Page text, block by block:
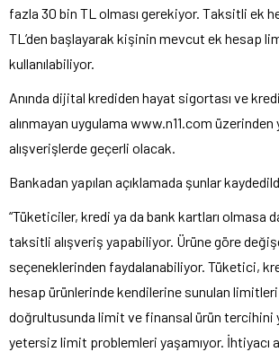
fazla 30 bin TL olması gerekiyor. Taksitli ek
TL’den başlayarak kişinin mevcut ek hesap
kullanılabiliyor.
Anında dijital krediden hayat sigortası ve
alınmayan uygulama www.n11.com üzerinden
alışverişlerde geçerli olacak.
Bankadan yapılan açıklamada şunlar
“Tüketiciler, kredi ya da bank kartları olmasa
taksitli alışveriş yapabiliyor. Ürüne göre
seçeneklerinden faydalanabiliyor. Tüketici,
hesap ürünlerinde kendilerine sunulan
doğrultusunda limit ve finansal ürün tercihini
yetersiz limit problemleri yaşamıyor. İhtiyacı